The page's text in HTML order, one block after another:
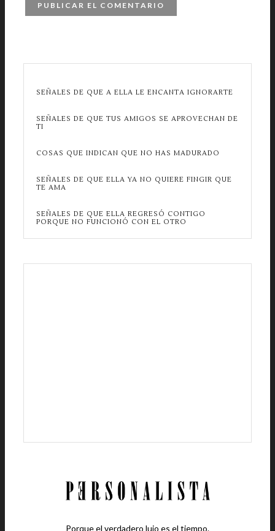
SEÑALES DE QUE A ELLA LE ENCANTA IGNORARTE
SEÑALES DE QUE TUS AMIGOS SE APROVECHAN DE
TI
COSAS QUE INDICAN QUE NO HAS MADURADO
SEÑALES DE QUE ELLA YA NO QUIERE FINGIR QUE
TE AMA
SEÑALES DE QUE ELLA REGRESÓ CONTIGO
PORQUE NO FUNCIONÓ CON EL OTRO
Porque el verdadero lujo es el tiempo.